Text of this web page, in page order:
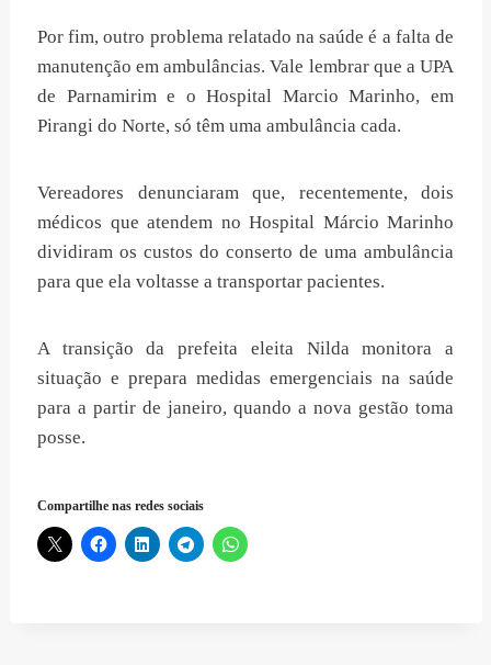
Por fim, outro problema relatado na saúde é a falta de
manutenção em ambulâncias. Vale lembrar que a UPA
de Parnamirim e o Hospital Marcio Marinho, em
Pirangi do Norte, só têm uma ambulância cada.
Vereadores denunciaram que, recentemente, dois
médicos que atendem no Hospital Márcio Marinho
dividiram os custos do conserto de uma ambulância
para que ela voltasse a transportar pacientes.
A transição da prefeita eleita Nilda monitora a
situação e prepara medidas emergenciais na saúde
para a partir de janeiro, quando a nova gestão toma
posse.
Compartilhe nas redes sociais